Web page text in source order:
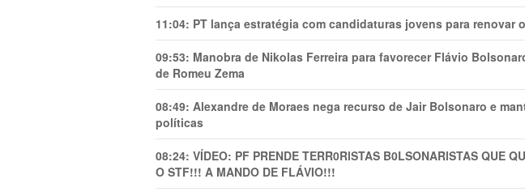
11:04: PT lança estratégia com candidaturas jovens para renovar
09:53: Manobra de Nikolas Ferreira para favorecer Flávio
de Romeu Zema
08:49: Alexandre de Moraes nega recurso de Jair Bolsonaro e
políticas
08:24: VÍDEO: PF PRENDE TERR0RlSTAS B0LSONARlSTAS QUE
O STF!!! A MANDO DE FLÁVIO!!!